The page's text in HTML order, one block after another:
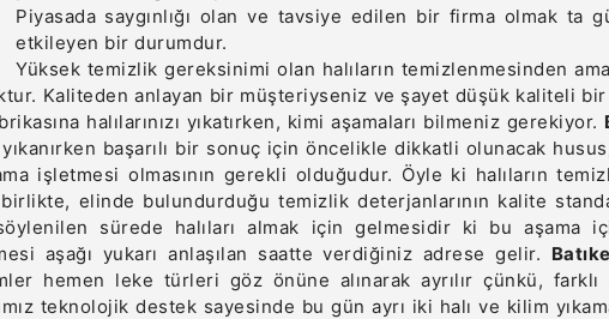
Piyasada saygınlığı olan ve tavsiye edilen bir firma olmak ta
etkileyen bir durumdur.
Yüksek temizlik gereksinimi olan halıların temizlenmesinden
Kaliteden anlayan bir müşteriyseniz ve şayet düşük kaliteli bir
halılarınızı yıkatırken, kimi aşamaları bilmeniz gerekiyor.
başarılı bir sonuç için öncelikle dikkatli olunacak husus,
işletmesi olmasının gerekli olduğudur. Öyle ki halıların
elinde bulundurduğu temizlik deterjanlarının kalite
sürede halıları almak için gelmesidir ki bu aşama
aşağı yukarı anlaşılan saatte verdiğiniz adrese gelir.
hemen leke türleri göz önüne alınarak ayrılır çünkü, farklı
teknolojik destek sayesinde bu gün ayrı iki halı ve kilim